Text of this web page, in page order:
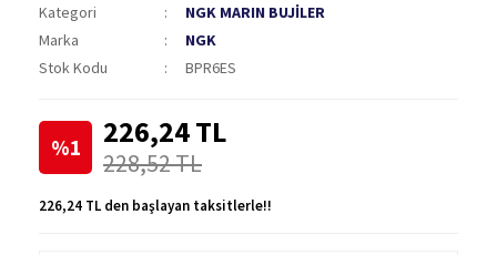
Kategori
NGK MARIN BUJİLER
Marka
NGK
Stok Kodu
BPR6ES
%1 226,24 TL
228,52 TL
226,24 TL den başlayan taksitlerle!!